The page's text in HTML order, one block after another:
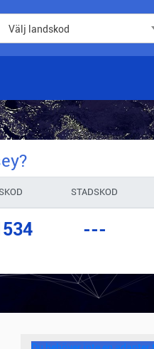
Välj landskod
?
STADSKOD
---